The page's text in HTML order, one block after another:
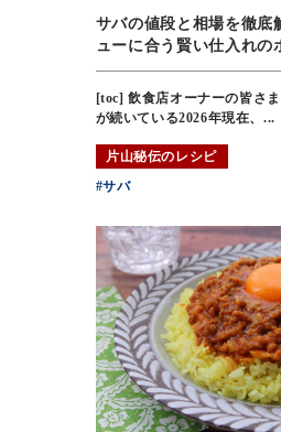
サバの値段と相場を徹底
ューに合う賢い仕入れの
[toc] 飲食店オーナーの皆さ
が続いている2026年現在、...
片山秘伝のレシピ
#サバ